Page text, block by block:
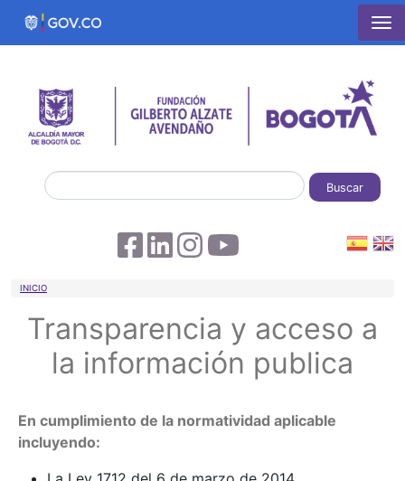
Pasar al contenido principal
Buscar
Sobrescribir enlaces de ayuda a la
INICIO
Transparencia y acceso a
la información publica
En cumplimiento de la normatividad aplicable
incluyendo: